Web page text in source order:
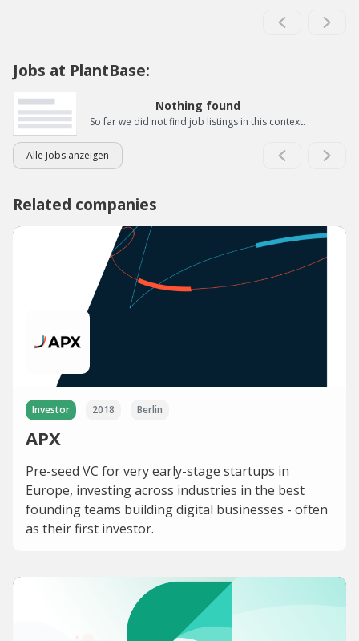
Jobs at PlantBase:
Nothing found
So far we did not find job listings in this context.
Alle Jobs anzeigen
Related companies
Investor 2018 Berlin
APX
Pre-seed VC for very early-stage startups in
Europe, investing across industries in the best
founding teams building digital businesses - often
as their first investor.